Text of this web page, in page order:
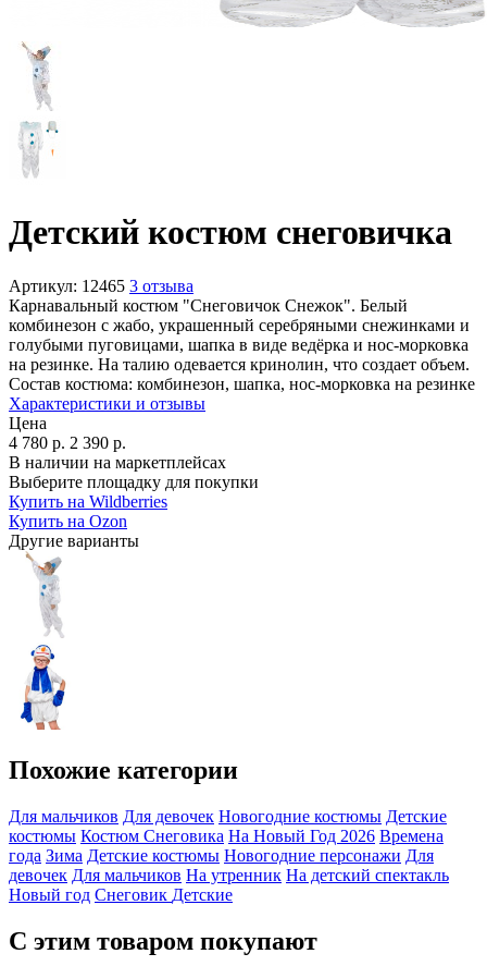
Детский костюм снеговичка
Артикул: 12465 3 отзыва
Карнавальный костюм "Снеговичок Снежок". Белый
комбинезон с жабо, украшенный серебряными снежинками и
голубыми пуговицами, шапка в виде ведёрка и нос-морковка
на резинке. На талию одевается кринолин, что создает объем.
Состав костюма: комбинезон, шапка, нос-морковка на резинке
Характеристики и отзывы
Цена
4 780 р. 2 390 р.
В наличии на маркетплейсах
Выберите площадку для покупки
Купить на Wildberries
Купить на Ozon
Другие варианты
Похожие категории
Для мальчиков Для девочек Новогодние костюмы Детские
костюмы Костюм Снеговика На Новый Год 2026 Времена
года Зима Детские костюмы Новогодние персонажи Для
девочек Для мальчиков На утренник На детский спектакль
Новый год Снеговик Детские
С этим товаром покупают